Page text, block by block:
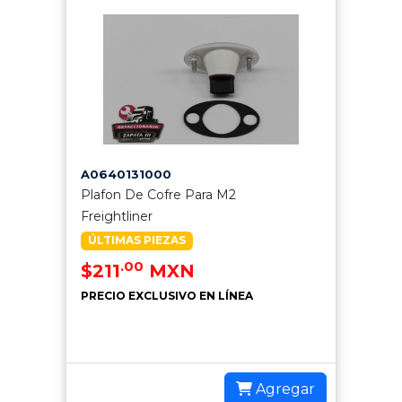
A0640131000
Plafon De Cofre Para M2
Freightliner
ÚLTIMAS PIEZAS
$211.00 MXN
PRECIO EXCLUSIVO EN LÍNEA
Agregar